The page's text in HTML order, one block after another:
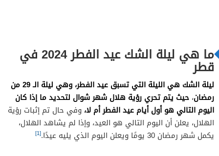
ما هي ليلة الشك عيد الفطر 2024 في
قطر
ليلة الشك هي الليلة التي تسبق عيد الفطر، وهي ليلة الـ 29 من
رمضان، حيث يتم تحري رؤية هلال شهر شوال لتحديد ما إذا كان
اليوم التالي هو أول أيام عيد الفطر أم لا، وفي حال تم إثبات رؤية
الهلال، يعلن أن اليوم التالي هو العيد، وإذا لم يشاهد الهلال،
يكمل شهر رمضان 30 يومًا ويعلن اليوم الذي يليه عيدًا.
[1]